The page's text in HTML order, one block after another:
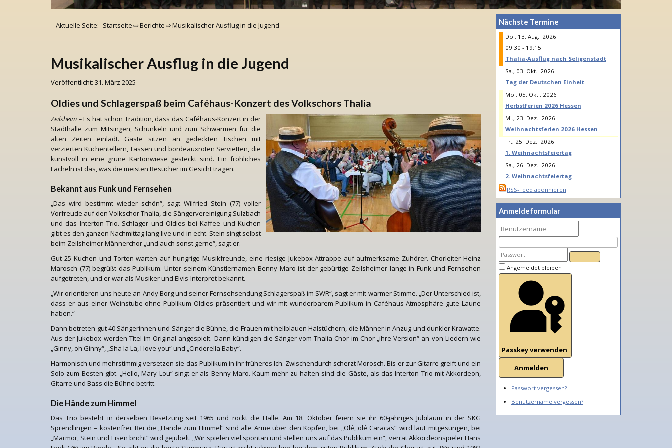
Aktuelle Seite: Startseite⇨Berichte⇨Musikalischer Ausflug in die Jugend
Musikalischer Ausflug in die Jugend
Veröffentlicht: 31. März 2025
Oldies und Schlagerspaß beim Caféhaus-Konzert des Volkschors Thalia
Zeilsheim –Es hat schon Tradition, dass das Caféhaus-Konzert in der
Stadthalle zum Mitsingen, Schunkeln und zum Schwärmen für die
alten Zeiten einlädt. Gäste sitzen an gedeckten Tischen mit
verzierten Kuchentellern, Tassen und bordeauxroten Servietten, die
kunstvoll in eine grüne Kartonwiese gesteckt sind. Ein fröhliches
Lächeln ist das, was die meisten Besucher im Gesicht tragen.
Bekannt aus Funk und Fernsehen
„Das wird bestimmt wieder schön“, sagt Wilfried Stein (77) voller
Vorfreude auf den Volkschor Thalia, die Sängervereinigung Sulzbach
und das Interton Trio. Schlager und Oldies bei Kaffee und Kuchen
gibt es den ganzen Nachmittag lang live und in echt. Stein singt selbst
beim Zeilsheimer Männerchor „und auch sonst gerne“, sagt er.
Gut 25 Kuchen und Torten warten auf hungrige Musikfreunde, eine riesige Jukebox-Attrappe auf aufmerksame Zuhörer. Chorleiter Heinz
Marosch (77) begrüßt das Publikum. Unter seinem Künstlernamen Benny Maro ist der gebürtige Zeilsheimer lange in Funk und Fernsehen
aufgetreten, und er war als Musiker und Elvis-Interpret bekannt.
„Wir orientieren uns heute an Andy Borg und seiner Fernsehsendung Schlagerspaß im SWR“, sagt er mit warmer Stimme. „Der Unterschied ist,
dass er aus einer Weinstube ohne Publikum Oldies präsentiert und wir mit wunderbarem Publikum in Caféhaus-Atmosphäre gute Laune
haben.“
Dann betreten gut 40 Sängerinnen und Sänger die Bühne, die Frauen mit hellblauen Halstüchern, die Männer in Anzug und dunkler Krawatte.
Aus der Jukebox werden Titel im Original angespielt. Dann kündigen die Sänger vom Thalia-Chor im Chor „ihre Version“ an von Liedern wie
„Ginny, oh Ginny“, „Sha la La, I love you“ und „Cinderella Baby“.
Harmonisch und mehrstimmig versetzen sie das Publikum in ihr früheres Ich. Zwischendurch scherzt Morosch. Bis er zur Gitarre greift und ein
Solo zum Besten gibt. „Hello, Mary Lou“ singt er als Benny Maro. Kaum mehr zu halten sind die Gäste, als das Interton Trio mit Akkordeon,
Gitarre und Bass die Bühne betritt.
Die Hände zum Himmel
Das Trio besteht in derselben Besetzung seit 1965 und rockt die Halle. Am 18. Oktober feiern sie ihr 60-jähriges Jubiläum in der SKG
Sprendlingen – kostenfrei. Bei die „Hände zum Himmel“ sind alle Arme über den Köpfen, bei „Olé, olé Caracas“ wird laut mitgesungen, bei
„Marmor, Stein und Eisen bricht“ wird gejubelt. „Wir spielen viel spontan und stellen uns auf das Publikum ein“, verrät Akkordeonspieler Hans
Nächste Termine
Do., 13. Aug.. 2026
09:30 - 19:15
Thalia-Ausflug nach Seligenstadt
Sa., 03. Okt.. 2026
Tag der Deutschen Einheit
Mo., 05. Okt.. 2026
Herbstferien 2026 Hessen
Mi., 23. Dez.. 2026
Weihnachtsferien 2026 Hessen
Fr., 25. Dez.. 2026
1. Weihnachtsfeiertag
Sa., 26. Dez.. 2026
2. Weihnachtsfeiertag
RSS-Feed abonnieren
Anmeldeformular
Angemeldet bleiben
Passkey verwenden
Anmelden
Passwort vergessen?
Benutzername vergessen?